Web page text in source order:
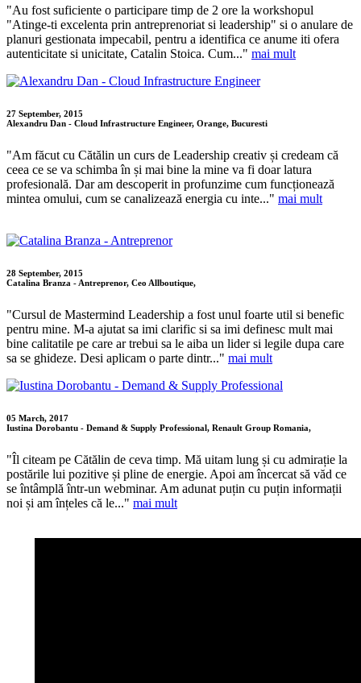
"Au fost suficiente o participare timp de 2 ore la workshopul
"Atinge-ti excelenta prin antreprenoriat si leadership" si o anulare de
planuri gestionata impecabil, pentru a identifica ce anume iti ofera
autenticitate si unicitate, Catalin Stoica. Cum..." mai mult
27 September, 2015
Alexandru Dan - Cloud Infrastructure Engineer, Orange, Bucuresti
"Am făcut cu Cătălin un curs de Leadership creativ și credeam că
ceea ce se va schimba în și mai bine la mine va fi doar latura
profesională. Dar am descoperit in profunzime cum funcționează
mintea omului, cum se canalizează energia cu inte..." mai mult
28 September, 2015
Catalina Branza - Antreprenor, Ceo Allboutique,
"Cursul de Mastermind Leadership a fost unul foarte util si benefic
pentru mine. M-a ajutat sa imi clarific si sa imi definesc mult mai
bine calitatile pe care ar trebui sa le aiba un lider si legile dupa care
sa se ghideze. Desi aplicam o parte dintr..." mai mult
05 March, 2017
Iustina Dorobantu - Demand & Supply Professional, Renault Group Romania,
"Îl citeam pe Cătălin de ceva timp. Mă uitam lung și cu admirație la
postările lui pozitive și pline de energie. Apoi am încercat să văd ce
se întâmplă într-un webminar. Am adunat puțin cu puțin informații
noi și am înțeles că le..." mai mult